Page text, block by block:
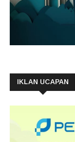
IKLAN UCAPAN